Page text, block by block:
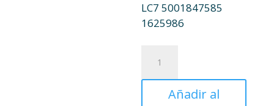
LC7 5001847585
1625986
DER
LC7
5001847585
Añadir al